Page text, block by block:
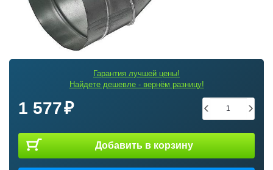
Гарантия лучшей цены!
Найдете дешевле - вернём разницу!
1 577
Добавить в корзину